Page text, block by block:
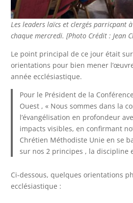
Les leaders laïcs et clergés parricpant
chaque mercredi. [Photo Crédit : Jean
Le point principal de ce jour était
orientations pour bien mener
année ecclésiastique.
Pour le Président de la
Ouest , « Nous sommes dans la
l’évangélisation en profondeur
impacts visibles, en confirmant
Chrétien Méthodiste Unie en se
sur nos 2 principes , la discipline
Ci-dessous, quelques orientations
ecclésiastique :